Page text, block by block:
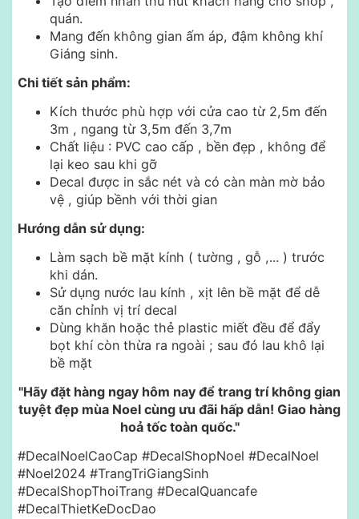
quán.
Mang đến không gian ấm áp, đậm không khí
Giáng sinh.
Chi tiết sản phẩm:
Kích thước phù hợp với cửa cao từ 2,5m đến
3m , ngang từ 3,5m đến 3,7m
Chất liệu : PVC cao cấp , bền đẹp , không để
lại keo sau khi gỡ
Decal được in sắc nét và có càn màn mờ bảo
vệ , giúp bềnh với thời gian
Hướng dẫn sử dụng:
Làm sạch bề mặt kính ( tường , gỗ ,... ) trước
khi dán.
Sử dụng nước lau kính , xịt lên bề mặt để dễ
căn chỉnh vị trí decal
Dùng khăn hoặc thẻ plastic miết đều để đẩy
bọt khí còn thừa ra ngoài ; sau đó lau khô lại
bề mặt
"Hãy đặt hàng ngay hôm nay để trang trí không gian
tuyệt đẹp mùa Noel cùng ưu đãi hấp dẫn! Giao hàng
hoả tốc toàn quốc."
#DecalNoelCaoCap #DecalShopNoel #DecalNoel
#Noel2024 #TrangTriGiangSinh
#DecalShopThoiTrang #DecalQuancafe
#DecalThietKeDocDao